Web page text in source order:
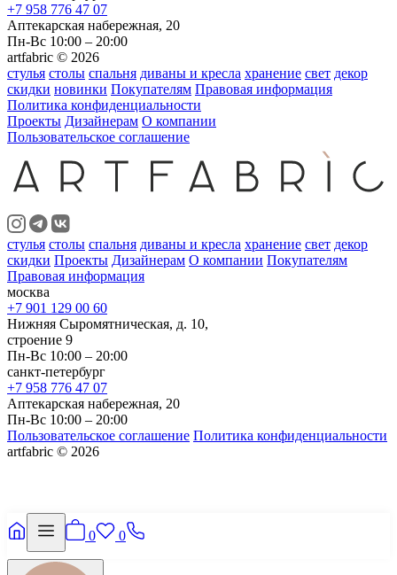
+7 958 776 47 07
Аптекарская набережная, 20
Пн-Вс 10:00 – 20:00
artfabric © 2026
стулья столы спальня диваны и кресла хранение свет декор
скидки новинки Покупателям Правовая информация
Политика конфиденциальности
Проекты Дизайнерам О компании
Пользовательское соглашение
стулья столы спальня диваны и кресла хранение свет декор
скидки Проекты Дизайнерам О компании Покупателям
Правовая информация
москва
+7 901 129 00 60
Нижняя Сыромятническая, д. 10,
строение 9
Пн-Вс 10:00 – 20:00
санкт-петербург
+7 958 776 47 07
Аптекарская набережная, 20
Пн-Вс 10:00 – 20:00
Пользовательское соглашение Политика конфиденциальности
artfabric © 2026
0 0